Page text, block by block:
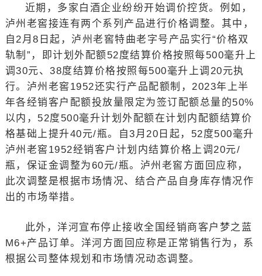
近期，多家白酒企业纷纷开始调价控货。例如，
泸州老窖接连有两个系列产品进行价格调整。其中，
自2月8日起，泸州老窖特曲老字号产品实行“价格双
轨制”，即计划外配额52度结算价格按照每500毫升上
调30元、38度结算价格按照每500毫升上调20元执
行。泸州老窖1952还实行产品配额制，2023年上半
年各经销客户配额投放量限定为签订配额总量的50%
以内，52度500毫升计划外配额在计划内配额结算价
格基础上提升40元/瓶。自3月20日起，52度500毫升
泸州老窖1952经销客户计划内结算价格上调20元/
瓶，保证金调整为60元/瓶。泸州老窖方面回应称，
此次调整是根据市场情况、结合产品自身库存情况作
出的市场举措。
此外，洋河宣布停止接收全国经销商客户梦之蓝
M6+产品订单。洋河方面回应称是正常销售行为，系
根据公司整体规划和市场情况动态调整。